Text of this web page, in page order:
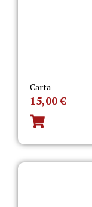
Carta
15,00€